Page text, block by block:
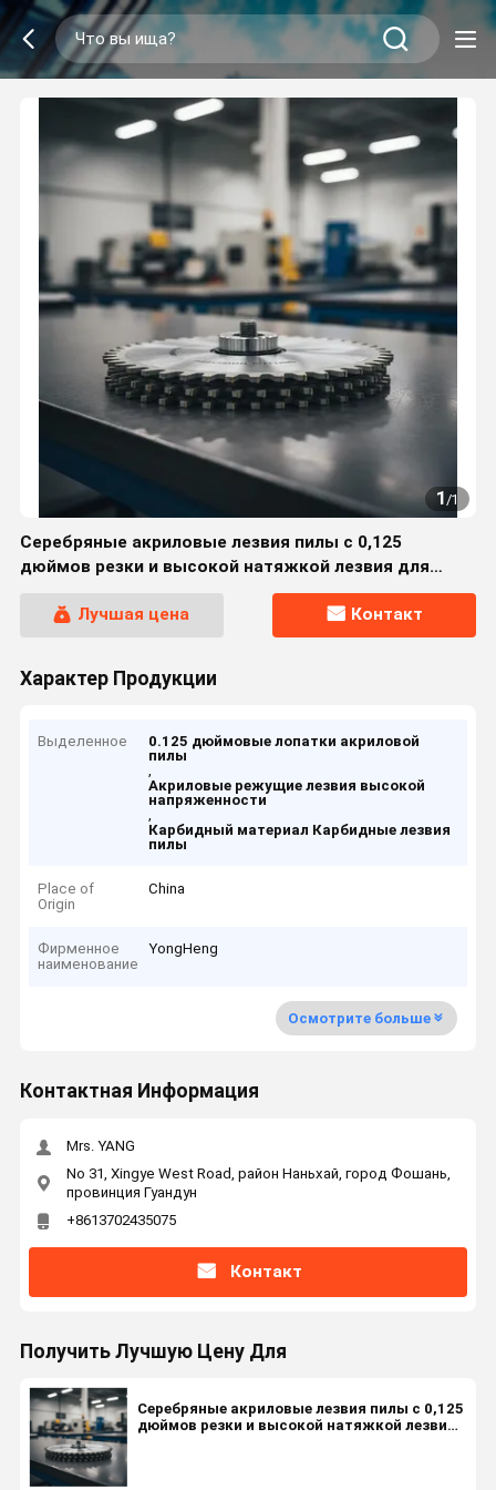
1/1
Серебряные акриловые лезвия пилы с 0,125
дюймов резки и высокой натяжкой лезвия для
точной резки в производстве
Лучшая цена
Контакт
Характер Продукции
Выделенное
0.125 дюймовые лопатки акриловой
пилы
,
Акриловые режущие лезвия высокой
напряженности
,
Карбидный материал Карбидные лезвия
пилы
Place of
Origin
China
Фирменное
наименование
YongHeng
Осмотрите больше
Контактная Информация
Mrs. YANG
No 31, Xingye West Road, район Наньхай, город Фошань,
провинция Гуандун
+8613702435075
Контакт
Получить Лучшую Цену Для
Серебряные акриловые лезвия пилы с 0,125
дюймов резки и высокой натяжкой лезвия